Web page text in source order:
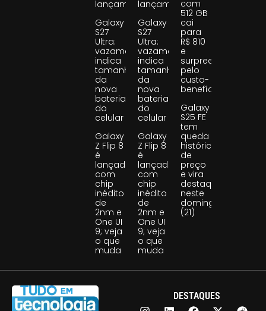
lançamento
Galaxy
S27
Ultra:
vazamento
indica
tamanho
da
nova
bateria
do
celular
Galaxy
Z Flip 8
é
lançado
com
chip
inédito
de
2nm e
One UI
9; veja
o que
muda
lançamento
Galaxy
S27
Ultra:
vazamento
indica
tamanho
da
nova
bateria
do
celular
Galaxy
Z Flip 8
é
lançado
com
chip
inédito
de
2nm e
One UI
9; veja
o que
muda
com
512 GB
cai
para
R$ 810
e
surpreende
pelo
custo-
benefício
Galaxy
S25 FE
tem
queda
histórica
de
preço
e vira
destaque
neste
domingo
(21)
DESTAQUES